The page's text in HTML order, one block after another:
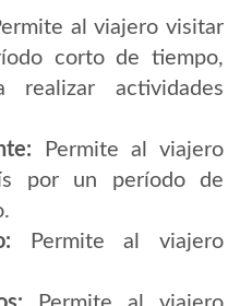
al viajero visitar
corto de tiempo,
realizar actividades
Permite al viajero
por un período de
Permite al viajero